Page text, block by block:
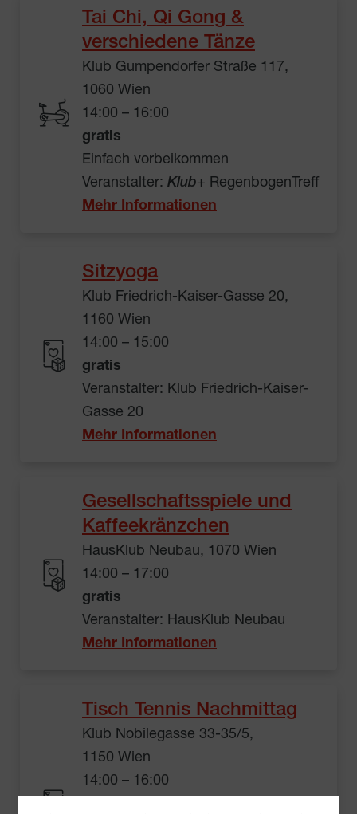
Tai Chi, Qi Gong &
verschiedene Tänze
Klub Gumpendorfer Straße 117,
1060 Wien
14:00 – 16:00
gratis
Einfach vorbeikommen
Veranstalter: Klub+ RegenbogenTreff
Mehr Informationen
Sitzyoga
Klub Friedrich-Kaiser-Gasse 20,
1160 Wien
14:00 – 15:00
gratis
Veranstalter: Klub Friedrich-Kaiser-
Gasse 20
Mehr Informationen
Gesellschaftsspiele und
Kaffeekränzchen
HausKlub Neubau, 1070 Wien
14:00 – 17:00
gratis
Veranstalter: HausKlub Neubau
Mehr Informationen
Tisch Tennis Nachmittag
Klub Nobilegasse 33-35/5,
1150 Wien
14:00 – 16:00